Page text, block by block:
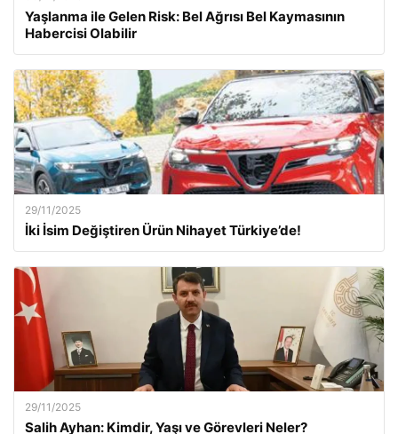
Yaşlanma ile Gelen Risk: Bel Ağrısı Bel Kaymasının
Habercisi Olabilir
29/11/2025
İki İsim Değiştiren Ürün Nihayet Türkiye’de!
29/11/2025
Salih Ayhan: Kimdir, Yaşı ve Görevleri Neler?